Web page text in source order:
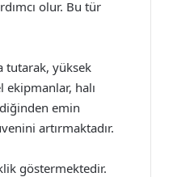
olur. Bu tür
tutarak, yüksek
halı
emin
artırmaktadır.
göstermektedir.